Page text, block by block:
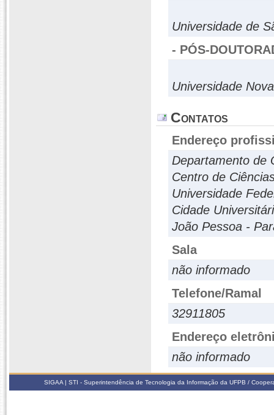
Universidade de
- PÓS-
Universidade
Contatos
Endereço
Departamento de
Centro de
Universidade
Cidade
João Pessoa -
Sala
não informado
Telefone/Ramal
32911805
Endereço
não informado
SIGAA | STI - Superintendência de Tecnologia da Informação da UFPB /